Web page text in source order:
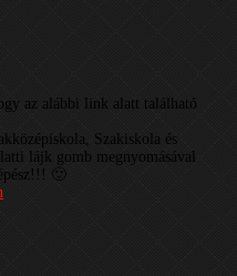
az alábbi link alatt található
Szakiskola és
lájk gomb megnyomásával
🙂